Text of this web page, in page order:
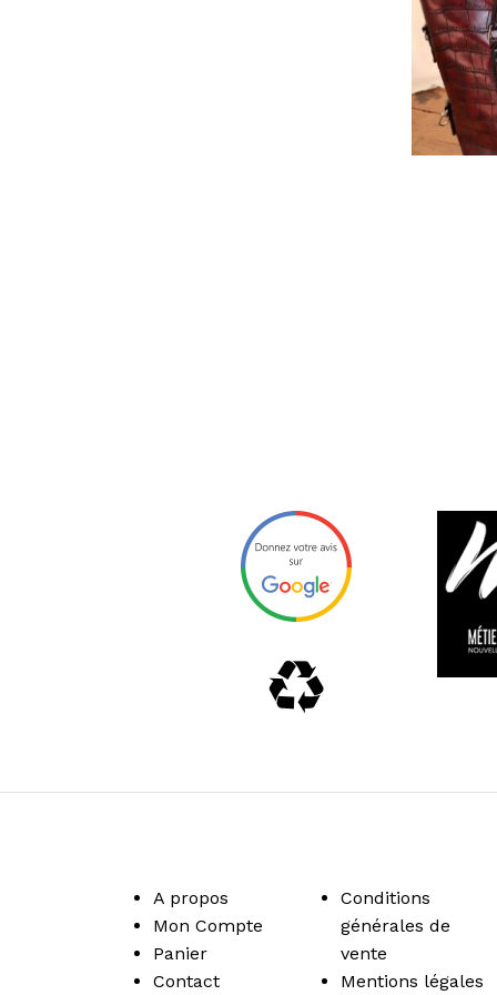
A propos
Mon Compte
Panier
Contact
Conditions
générales de
vente
Mentions légales